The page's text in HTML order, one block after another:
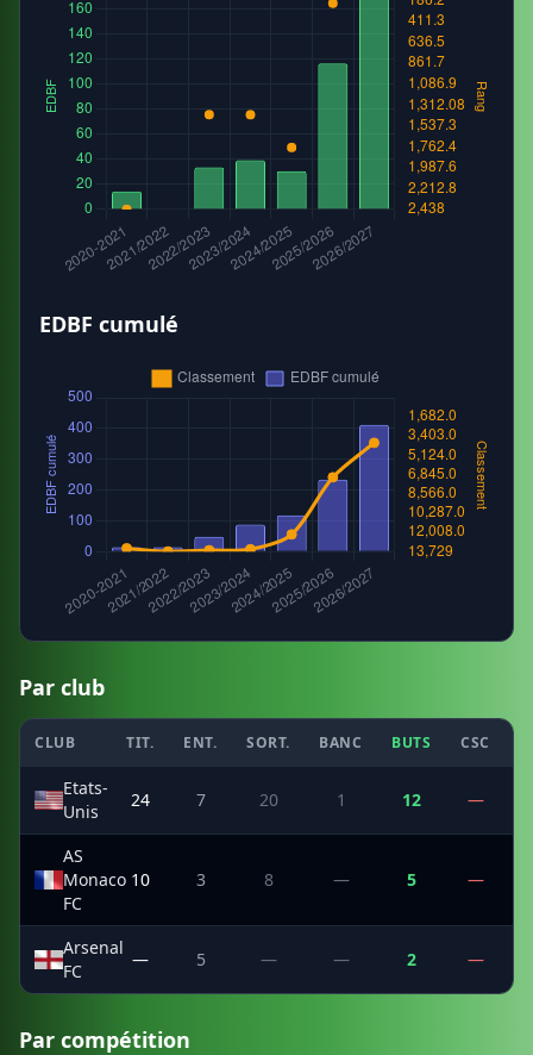
EDBF cumulé
Par club
CLUB TIT. ENT. SORT. BANC BUTS CSC
Etats-
Unis
24 7 20 1 12 —
AS
Monaco
FC
10 3 8 — 5 —
Arsenal
FC
— 5 — — 2 —
Par compétition